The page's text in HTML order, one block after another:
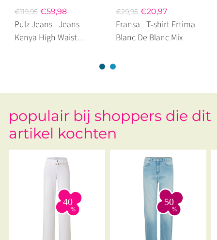
€119,95 €59,98
Pulz Jeans - Jeans
Kenya High Waist
€29,95 €20,97
Fransa - T‑shirt Frtima
Blanc De Blanc Mix
populair bij shoppers die dit
artikel kochten